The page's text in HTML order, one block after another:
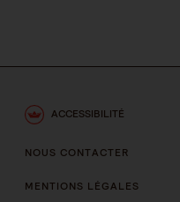
ACCESSIBILITÉ
NOUS CONTACTER
MENTIONS LÉGALES